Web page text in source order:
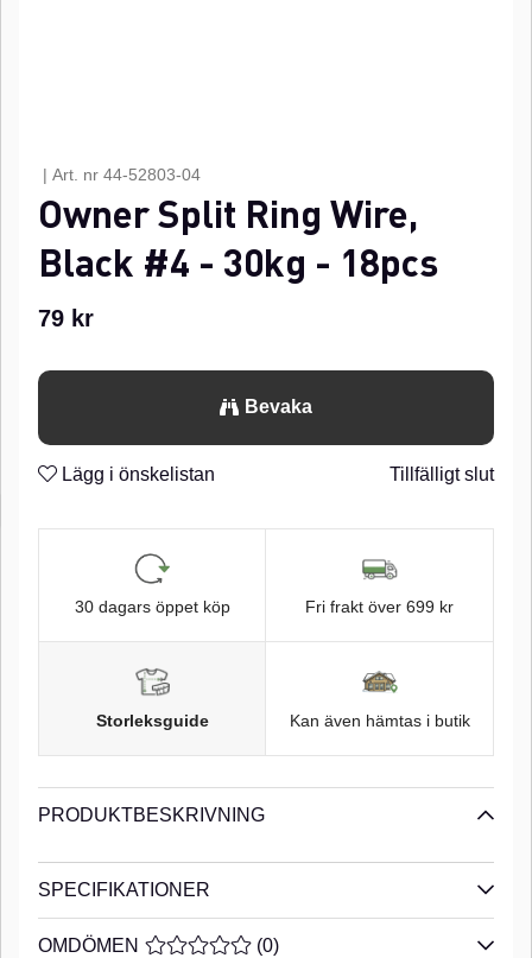
| Art. nr 44-52803-04
Owner Split Ring Wire,
Black #4 - 30kg - 18pcs
79 kr
Bevaka
Lägg i önskelistan Tillfälligt slut
30 dagars öppet köp Fri frakt över 699 kr
Storleksguide Kan även hämtas i butik
PRODUKTBESKRIVNING
SPECIFIKATIONER
OMDÖMEN MEDELBETYG 0 AV 5 ANTAL BETYG 0
(0)